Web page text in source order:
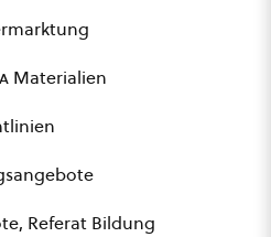
Materialien
Referat Bildung